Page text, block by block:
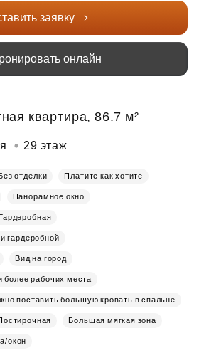
заявку
онлайн
квартира, 86.7 м²
29 этаж
отделки Платите как хотите
Панорамное окно
Гардеробная
гардеробной
Вид на город
более рабочих места
поставить большую кровать в спальне
Большая мягкая зона
окон